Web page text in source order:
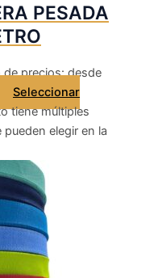
PESADA
de precios: desde
Seleccionar
tiene múltiples
elegir en la